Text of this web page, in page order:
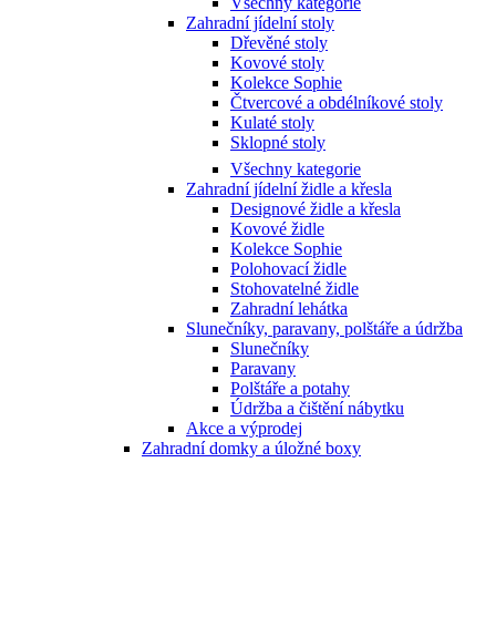
Zahradní jídelní stoly
Dřevěné stoly
Kovové stoly
Kolekce Sophie
Čtvercové a obdélníkové stoly
Kulaté stoly
Sklopné stoly
Všechny kategorie
Zahradní jídelní židle a křesla
Designové židle a křesla
Kovové židle
Kolekce Sophie
Polohovací židle
Stohovatelné židle
Zahradní lehátka
Slunečníky, paravany, polštáře a údržba
Slunečníky
Paravany
Polštáře a potahy
Údržba a čištění nábytku
Akce a výprodej
Zahradní domky a úložné boxy